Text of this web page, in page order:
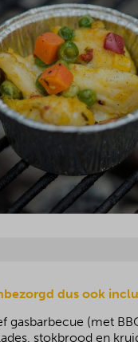
dus ook
gasbarbecue (met
stokbrood en